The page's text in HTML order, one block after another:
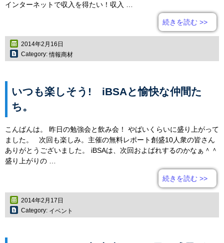
インターネットで収入を得たい！収入 …
続きを読む >>
2014年2月16日
Category:情報商材
いつも楽しそう! iBSAと愉快な仲間た
ち。
こんばんは。 昨日の勉強会と飲み会！ やばいくらいに盛り上がって
ました。 次回も楽しみ。主催の無料レポート創盛10人衆の皆さん
ありがとうございました。 iBSAは、次回およばれするのかなぁ＾＾
盛り上がりの …
続きを読む >>
2014年2月17日
Category: イベント